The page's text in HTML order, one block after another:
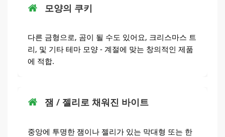
모양의 쿠키
다른 금형으로, 곰이 될 수도 있어요, 크리스마스 트
리, 및 기타 테마 모양 - 계절에 맞는 창의적인 제품
에 적합.
잼 / 젤리로 채워진 바이트
중앙에 투명한 잼이나 젤리가 있는 막대형 또는 한